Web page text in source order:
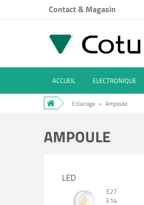
Contact & Magasin
ACCUEIL ELECTRONIQUE
Eclairage » Ampoule
AMPOULE
LED
E27
E14